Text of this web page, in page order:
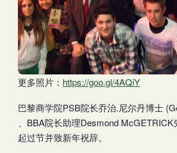
更多照片： https://goo.gl/4AQiY
巴黎商学院PSB院长乔治.尼尔丹博士
、BBA院长助理Desmond
起过节并致新年祝辞。